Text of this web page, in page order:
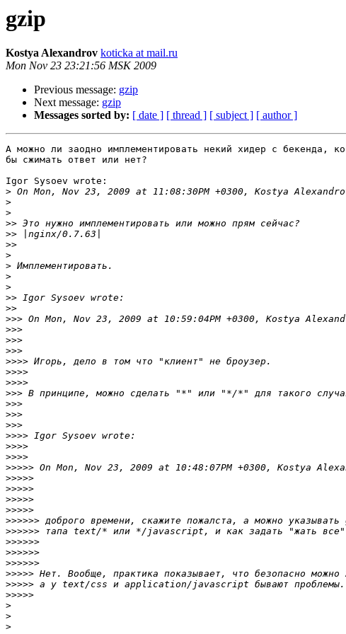
gzip
Kostya Alexandrov koticka at mail.ru
Mon Nov 23 23:21:56 MSK 2009
Previous message: gzip
Next message: gzip
Messages sorted by: [ date ] [ thread ] [ subject ] [ author ]
А можно ли заодно имплементировать некий хидер с бекенда,
бы сжимать ответ или нет?
Igor Sysoev wrote:
>
>
>
>>
>>
>>
>
>
>
>
>>
>>
>>>
>>>
>>>
>>>
>>>>
>>>>
>>>>
>>>
>>>
>>>
>>>
>>>>
>>>>
>>>>
>>>>>
>>>>>
>>>>>
>>>>>
>>>>>
>>>>>>
>>>>>>
>>>>>>
>>>>>>
>>>>>>
>>>>>
>>>>>
>>>>>
>
>
>